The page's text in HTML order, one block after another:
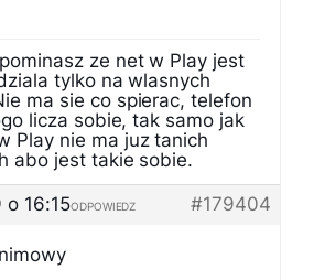
ze net w Play jest
tylko na wlasnych
ma sie co spierac, telefon
licza sobie, tak samo jak
Play nie ma juz tanich
abo jest takie sobie.
16:15
#179404
ODPOWIEDZ